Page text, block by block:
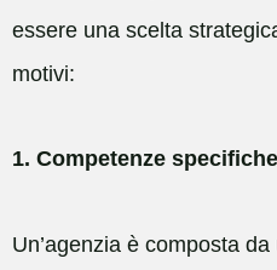
essere una scelta
motivi:
1. Competenze
Un’agenzia è composta